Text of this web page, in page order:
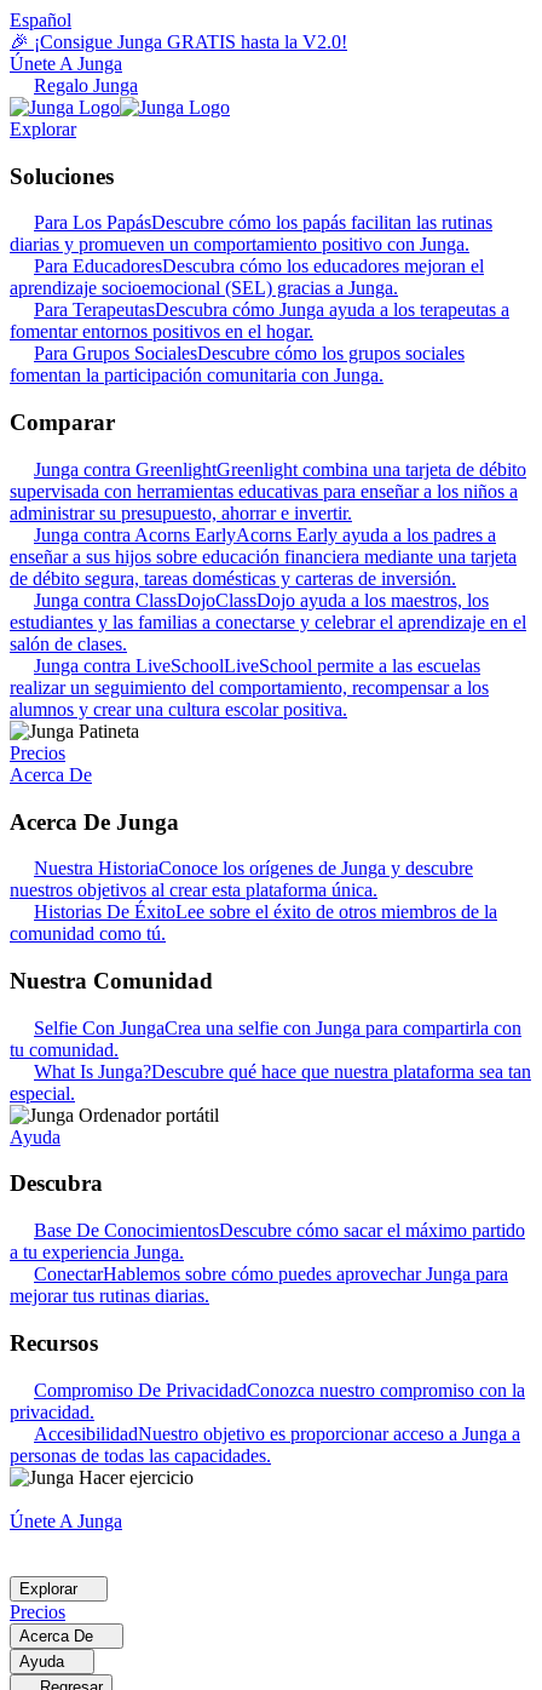
Español
🎉 ¡Consigue Junga GRATIS hasta la V2.0!
Únete A Junga
Regalo Junga
Explorar
Soluciones
Para Los PapásDescubre cómo los papás facilitan las rutinas
diarias y promueven un comportamiento positivo con Junga.
Para EducadoresDescubra cómo los educadores mejoran el
aprendizaje socioemocional (SEL) gracias a Junga.
Para TerapeutasDescubra cómo Junga ayuda a los terapeutas a
fomentar entornos positivos en el hogar.
Para Grupos SocialesDescubre cómo los grupos sociales
fomentan la participación comunitaria con Junga.
Comparar
Junga contra GreenlightGreenlight combina una tarjeta de débito
supervisada con herramientas educativas para enseñar a los niños a
administrar su presupuesto, ahorrar e invertir.
Junga contra Acorns EarlyAcorns Early ayuda a los padres a
enseñar a sus hijos sobre educación financiera mediante una tarjeta
de débito segura, tareas domésticas y carteras de inversión.
Junga contra ClassDojoClassDojo ayuda a los maestros, los
estudiantes y las familias a conectarse y celebrar el aprendizaje en el
salón de clases.
Junga contra LiveSchoolLiveSchool permite a las escuelas
realizar un seguimiento del comportamiento, recompensar a los
alumnos y crear una cultura escolar positiva.
Precios
Acerca De
Acerca De Junga
Nuestra HistoriaConoce los orígenes de Junga y descubre
nuestros objetivos al crear esta plataforma única.
Historias De ÉxitoLee sobre el éxito de otros miembros de la
comunidad como tú.
Nuestra Comunidad
Selfie Con JungaCrea una selfie con Junga para compartirla con
tu comunidad.
What Is Junga?Descubre qué hace que nuestra plataforma sea tan
especial.
Ayuda
Descubra
Base De ConocimientosDescubre cómo sacar el máximo partido
a tu experiencia Junga.
ConectarHablemos sobre cómo puedes aprovechar Junga para
mejorar tus rutinas diarias.
Recursos
Compromiso De PrivacidadConozca nuestro compromiso con la
privacidad.
AccesibilidadNuestro objetivo es proporcionar acceso a Junga a
personas de todas las capacidades.
Únete A Junga
Explorar
Precios
Acerca De
Ayuda